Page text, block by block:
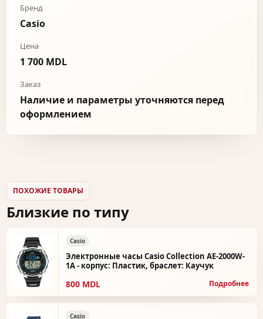
Бренд
Casio
Цена
1 700 MDL
Заказ
Наличие и параметры уточняются перед
оформлением
ПОХОЖИЕ ТОВАРЫ
Близкие по типу
Casio
Электронные часы Casio Collection AE-2000W-
1A - корпус: Пластик, браслет: Каучук
800 MDL Подробнее
Casio